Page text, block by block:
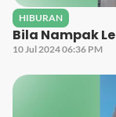
HIBURAN
Bila Nampak
10 Jul 2024 06:36 PM